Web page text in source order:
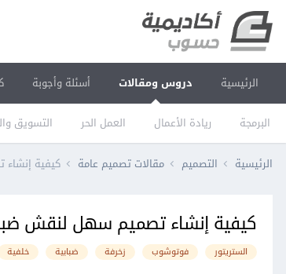
الرئيسية دروس ومقالات
البرمجة ريادة الأعمال العمل الحر التسويق
أسئلة وأجوبة
الرئيسية التصميم مقالات تصميم عامة كيفية
كيفية إنشاء تصميم سهل لنقش
الستريتور فوتوشوب زخرفة ضبابية خلفية